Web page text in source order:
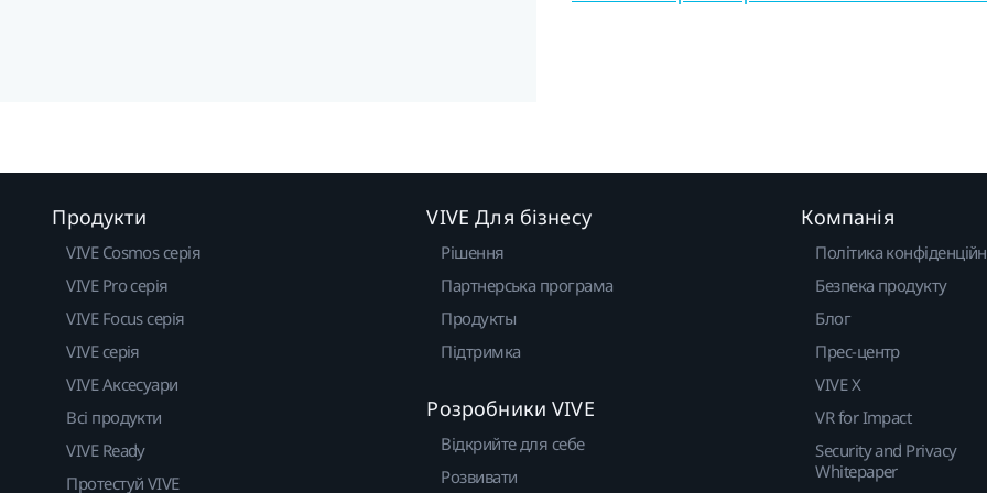
Продукти
VIVE Cosmos серія
VIVE Pro серія
VIVE Focus серія
VIVE серія
VIVE Аксесуари
Всі продукти
VIVE Ready
Протестуй VIVE
VIVE Для бізнесу
Рішення
Партнерська програма
Продукты
Підтримка
Розробники VIVE
Відкрийте для себе
Розвивати
Компанія
Політика
Безпека продукту
Блог
Прес-центр
VIVE X
VR for Impact
Security and Privacy
Whitepaper